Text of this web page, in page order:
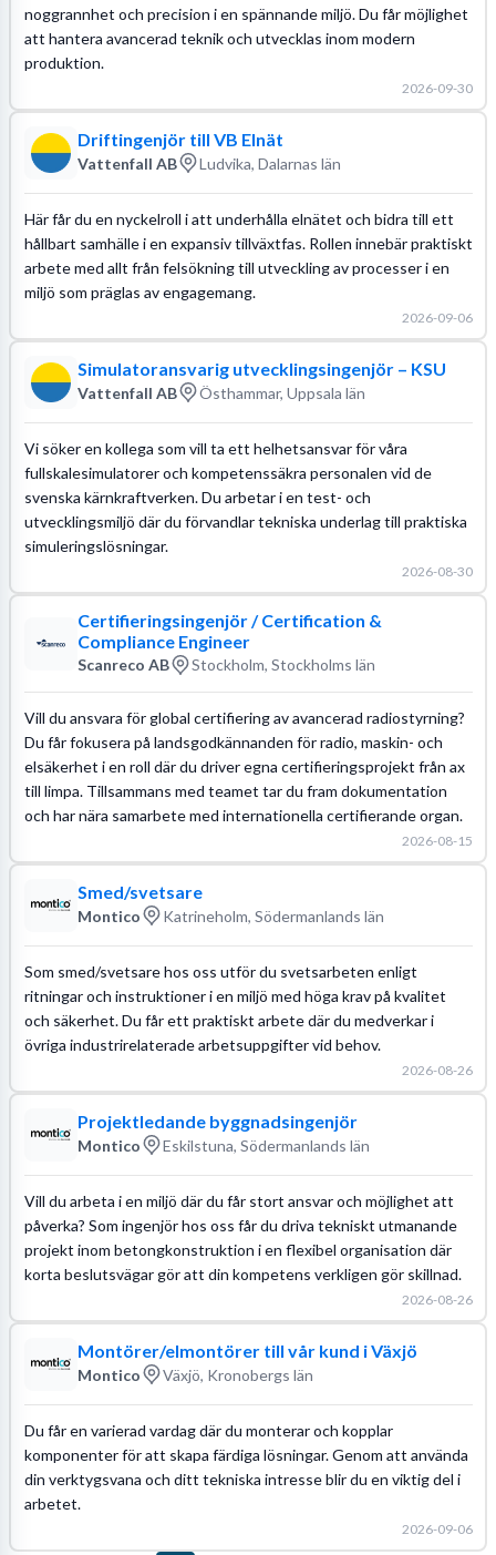
noggrannhet och precision i en spännande miljö. Du får möjlighet
att hantera avancerad teknik och utvecklas inom modern
produktion.
2026-09-30
Driftingenjör till VB Elnät
Vattenfall AB Ludvika, Dalarnas län
Här får du en nyckelroll i att underhålla elnätet och bidra till ett
hållbart samhälle i en expansiv tillväxtfas. Rollen innebär praktiskt
arbete med allt från felsökning till utveckling av processer i en
miljö som präglas av engagemang.
2026-09-06
Simulatoransvarig utvecklingsingenjör – KSU
Vattenfall AB Östhammar, Uppsala län
Vi söker en kollega som vill ta ett helhetsansvar för våra
fullskalesimulatorer och kompetenssäkra personalen vid de
svenska kärnkraftverken. Du arbetar i en test- och
utvecklingsmiljö där du förvandlar tekniska underlag till praktiska
simuleringslösningar.
2026-08-30
Certifieringsingenjör / Certification &
Compliance Engineer
Scanreco AB Stockholm, Stockholms län
Vill du ansvara för global certifiering av avancerad radiostyrning?
Du får fokusera på landsgodkännanden för radio, maskin- och
elsäkerhet i en roll där du driver egna certifieringsprojekt från ax
till limpa. Tillsammans med teamet tar du fram dokumentation
och har nära samarbete med internationella certifierande organ.
2026-08-15
Smed/svetsare
Montico Katrineholm, Södermanlands län
Som smed/svetsare hos oss utför du svetsarbeten enligt
ritningar och instruktioner i en miljö med höga krav på kvalitet
och säkerhet. Du får ett praktiskt arbete där du medverkar i
övriga industrirelaterade arbetsuppgifter vid behov.
2026-08-26
Projektledande byggnadsingenjör
Montico Eskilstuna, Södermanlands län
Vill du arbeta i en miljö där du får stort ansvar och möjlighet att
påverka? Som ingenjör hos oss får du driva tekniskt utmanande
projekt inom betongkonstruktion i en flexibel organisation där
korta beslutsvägar gör att din kompetens verkligen gör skillnad.
2026-08-26
Montörer/elmontörer till vår kund i Växjö
Montico Växjö, Kronobergs län
Du får en varierad vardag där du monterar och kopplar
komponenter för att skapa färdiga lösningar. Genom att använda
din verktygsvana och ditt tekniska intresse blir du en viktig del i
arbetet.
2026-09-06